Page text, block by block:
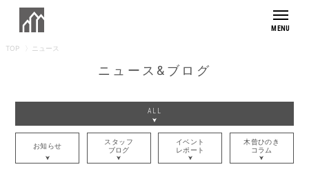
もりぞうの想い
商品紹介
外観デザイン
住まいの実例集
TOP ニュース
ニュース&ブログ
ALL
お知らせ
スタッフ
ブログ
イベント
レポート
木曾ひのき
コラム